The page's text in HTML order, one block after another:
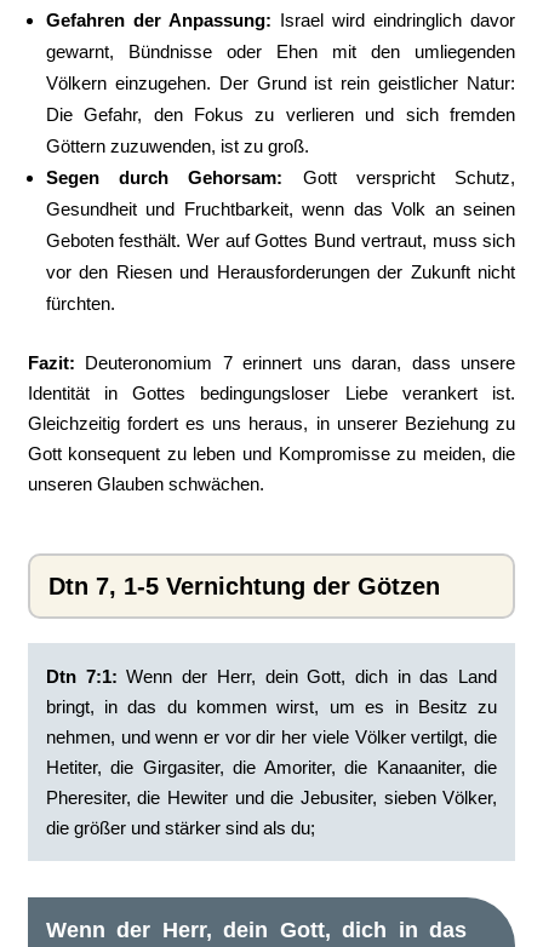
Gefahren der Anpassung: Israel wird eindringlich davor
gewarnt, Bündnisse oder Ehen mit den umliegenden
Völkern einzugehen. Der Grund ist rein geistlicher Natur:
Die Gefahr, den Fokus zu verlieren und sich fremden
Göttern zuzuwenden, ist zu groß.
Segen durch Gehorsam: Gott verspricht Schutz,
Gesundheit und Fruchtbarkeit, wenn das Volk an seinen
Geboten festhält. Wer auf Gottes Bund vertraut, muss sich
vor den Riesen und Herausforderungen der Zukunft nicht
fürchten.
Fazit: Deuteronomium 7 erinnert uns daran, dass unsere
Identität in Gottes bedingungsloser Liebe verankert ist.
Gleichzeitig fordert es uns heraus, in unserer Beziehung zu
Gott konsequent zu leben und Kompromisse zu meiden, die
unseren Glauben schwächen.
Dtn 7, 1-5 Vernichtung der Götzen
Dtn 7:1: ‭Wenn der Herr, dein Gott, dich in das Land
bringt, in das du kommen wirst, um es in Besitz zu
nehmen, und wenn er vor dir her viele Völker vertilgt, die
Hetiter, die Girgasiter, die Amoriter, die Kanaaniter, die
Pheresiter, die Hewiter und die Jebusiter, sieben Völker,
die größer und stärker sind als du;
Wenn der Herr, dein Gott, dich in das